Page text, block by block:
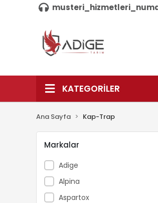
KATEGORİLER
Ana Sayfa Kap-Trap
Markalar
Adige
Alpina
Aspartox